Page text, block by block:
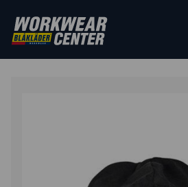
HOME/ACCESSOIRES